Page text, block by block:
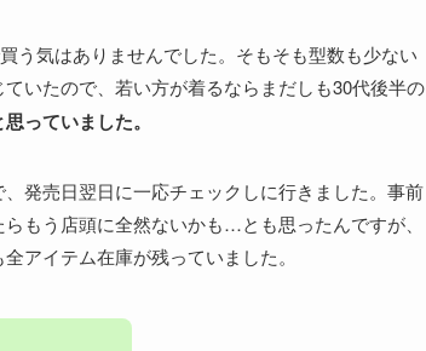
う気はありませんでした。そもそも型数も少ない
ていたので、若い方が着るならまだしも30代後半の
っていました。
発売日翌日に一応チェックしに行きました。事前
もう店頭に全然ないかも…とも思ったんですが、
アイテム在庫が残っていました。